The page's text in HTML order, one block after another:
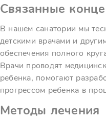
Связанные
В нашем санатории мы
детскими врачами и
обеспечения полного
Врачи проводят
ребенка, помогают
прогрессом ребенка в
Методы лечения